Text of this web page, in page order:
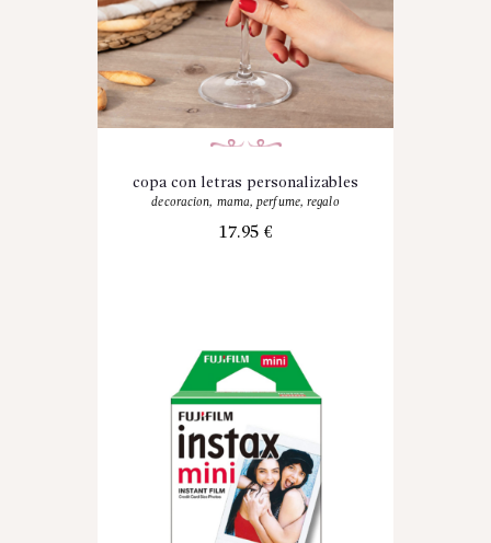
copa con letras personalizables
decoracion, mama,perfume,regalo
17.95 €